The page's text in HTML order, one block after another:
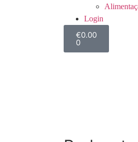
Login
€0.00
0